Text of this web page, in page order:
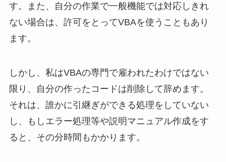
す。また、自分の作業で一般機能では対応しきれ
ない場合は、許可をとってVBAを使うこともあり
ます。
しかし、私はVBAの専門で雇われたわけではない
限り、自分の作ったコードは削除して辞めます。
それは、誰かに引継ぎができる処理をしていない
し、もしエラー処理等や説明マニュアル作成をす
ると、その分時間もかかります。